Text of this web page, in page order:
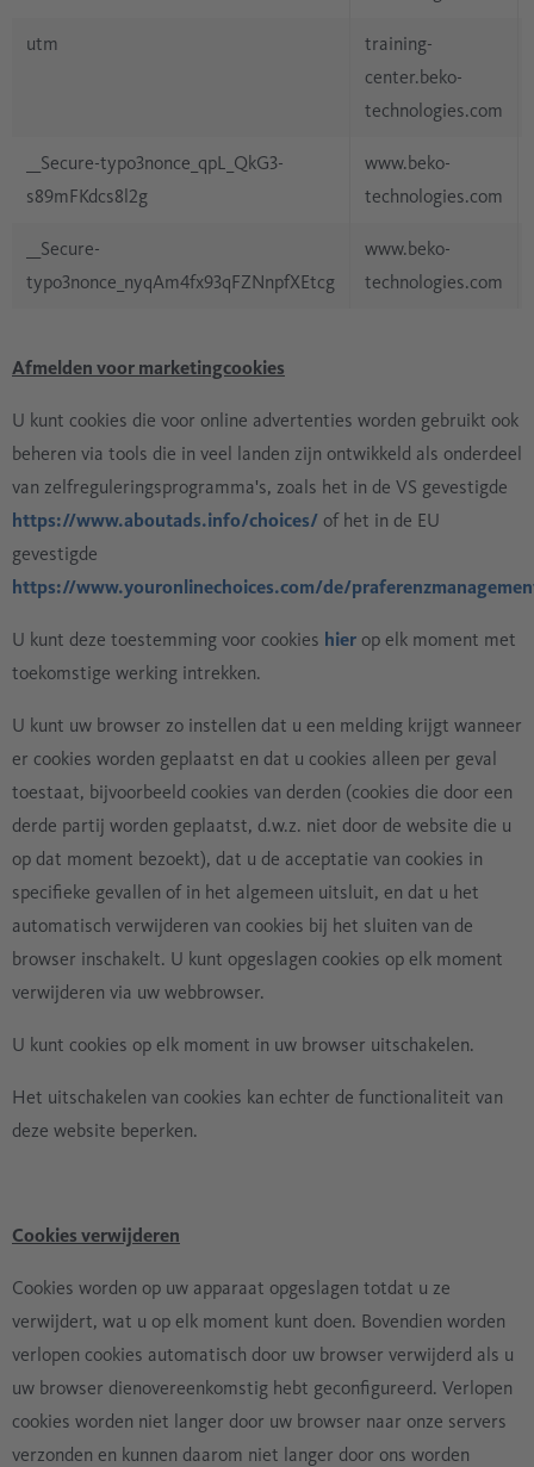
utm
training-
center.beko-
technologies.com
__Secure-typo3nonce_qpL_QkG3-
s89mFKdcs8l2g
www.beko-
technologies.com
__Secure-
typo3nonce_nyqAm4fx93qFZNnpfXEtcg
www.beko-
technologies.com
Afmelden voor marketingcookies
U kunt cookies die voor online advertenties worden gebruikt ook
beheren via tools die in veel landen zijn ontwikkeld als onderdeel
van zelfreguleringsprogramma's, zoals het in de VS gevestigde
https://www.aboutads.info/choices/ of het in de EU
gevestigde
https://www.youronlinechoices.com/de/
U kunt deze toestemming voor cookies hier op elk moment met
toekomstige werking intrekken.
U kunt uw browser zo instellen dat u een melding krijgt wanneer
er cookies worden geplaatst en dat u cookies alleen per geval
toestaat, bijvoorbeeld cookies van derden (cookies die door een
derde partij worden geplaatst, d.w.z. niet door de website die u
op dat moment bezoekt), dat u de acceptatie van cookies in
specifieke gevallen of in het algemeen uitsluit, en dat u het
automatisch verwijderen van cookies bij het sluiten van de
browser inschakelt. U kunt opgeslagen cookies op elk moment
verwijderen via uw webbrowser.
U kunt cookies op elk moment in uw browser uitschakelen.
Het uitschakelen van cookies kan echter de functionaliteit van
deze website beperken.
Cookies verwijderen
Cookies worden op uw apparaat opgeslagen totdat u ze
verwijdert, wat u op elk moment kunt doen. Bovendien worden
verlopen cookies automatisch door uw browser verwijderd als u
uw browser dienovereenkomstig hebt geconfigureerd. Verlopen
cookies worden niet langer door uw browser naar onze servers
verzonden en kunnen daarom niet langer door ons worden